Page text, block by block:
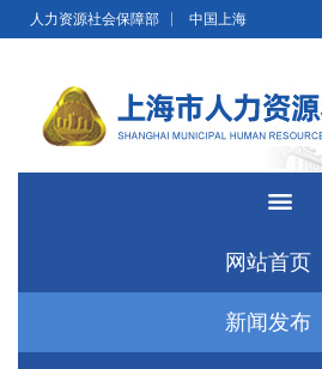
无障碍操作说明 跳转到网站导航区
人力资源社会保障部 中国上海
网站首页
新闻发布